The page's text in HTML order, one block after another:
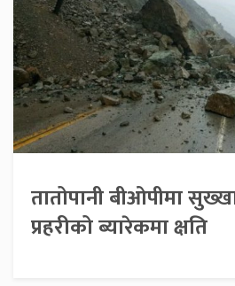
तातोपानी बीओपीमा
प्रहरीको ब्यारेकमा क्षति